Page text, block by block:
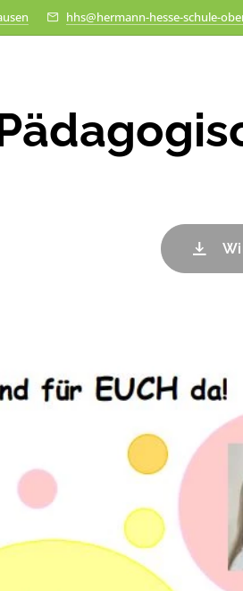
hhs@hermann-hesse-schule-